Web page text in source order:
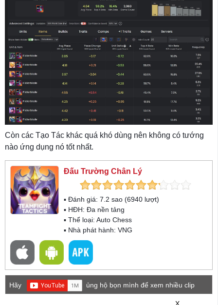
Còn các Tạo Tác khác quá khó dùng nên không có tướng
nào ứng dụng nó tốt nhất.
Đấu Trường Chân Lý
▪ Đánh giá: 7.2 sao (6940 lượt)
▪ HĐH: Đa nền tảng
▪ Thể loại: Auto Chess
▪ Nhà phát hành: VNG
Hãy
ủng hộ bọn mình để xem nhiều clip
X